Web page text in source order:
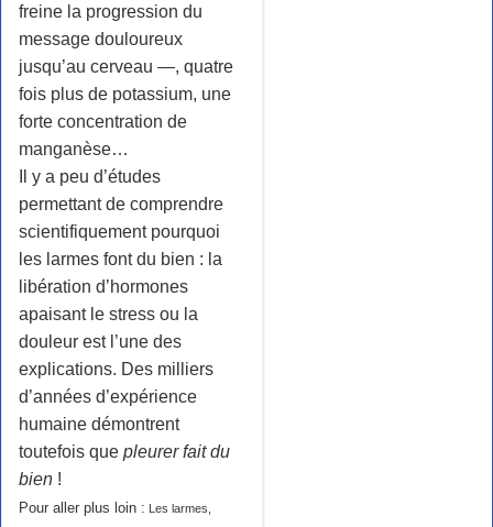
freine la progression du
message douloureux
jusqu’au cerveau —, quatre
fois plus de potassium, une
forte concentration de
manganèse…
Il y a peu d’études
permettant de comprendre
scientifiquement pourquoi
les larmes font du bien : la
libération d’hormones
apaisant le stress ou la
douleur est l’une des
explications. Des milliers
d’années d’expérience
humaine démontrent
toutefois que pleurer fait du
bien !
Pour aller plus loin : Les larmes